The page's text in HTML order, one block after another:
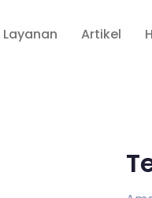
Layanan Artikel